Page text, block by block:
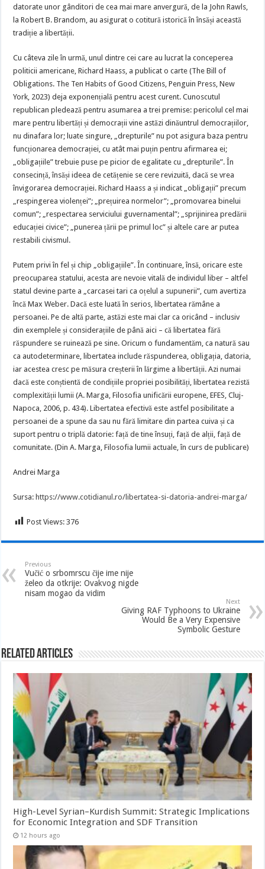
datorate unor gânditori de cea mai mare anvergură, de la John Rawls,
la Robert B. Brandom, au asigurat o cotitură istorică în însăși această
tradiție a libertății.
Cu câteva zile în urmă, unul dintre cei care au lucrat la conceperea
politicii americane, Richard Haass, a publicat o carte (The Bill of
Obligations. The Ten Habits of Good Citizens, Penguin Press, New
York, 2023) deja exponențială pentru acest curent. Cunoscutul
republican pledează pentru asumarea a trei premise: pericolul cel mai
mare pentru libertăți și democrații vine astăzi dinăuntrul democrațiilor,
nu dinafara lor; luate singure, „drepturile” nu pot asigura baza pentru
funcționarea democrației, cu atât mai puțin pentru afirmarea ei;
„obligațiile” trebuie puse pe picior de egalitate cu „drepturile”. În
consecință, însăși ideea de cetățenie se cere revizuită, dacă se vrea
învigorarea democrației. Richard Haass a și indicat „obligații” precum
„respingerea violenței”; „prețuirea normelor”; „promovarea binelui
comun”; „respectarea serviciului guvernamental”; „sprijinirea predării
educației civice”; „punerea țării pe primul loc” și altele care ar putea
restabili civismul.
Putem privi în fel și chip „obligațiile”. În continuare, însă, oricare este
preocuparea statului, acesta are nevoie vitală de individul liber – altfel
statul devine parte a „carcasei tari ca oțelul a supunerii”, cum avertiza
încă Max Weber. Dacă este luată în serios, libertatea rămâne a
persoanei. Pe de altă parte, astăzi este mai clar ca oricând – inclusiv
din exemplele și considerațiile de până aici – că libertatea fără
răspundere se ruinează pe sine. Oricum o fundamentăm, ca natură sau
ca autodeterminare, libertatea include răspunderea, obligația, datoria,
iar acestea cresc pe măsura creșterii în lărgime a libertății. Azi numai
dacă este conștientă de condițiile propriei posibilități, libertatea rezistă
complexității lumii (A. Marga, Filosofia unificării europene, EFES, Cluj-
Napoca, 2006, p. 434). Libertatea efectivă este astfel posibilitate a
persoanei de a spune da sau nu fără limitare din partea cuiva și ca
suport pentru o triplă datorie: față de tine însuți, față de alții, față de
comunitate. (Din A. Marga, Filosofia lumii actuale, în curs de publicare)
Andrei Marga
Sursa: https://www.cotidianul.ro/libertatea-si-datoria-andrei-marga/
Post Views: 376
Previous
Vučić o srbomrscu čije ime nije
želeo da otkrije: Ovakvog nigde
nisam mogao da vidim
Next
Giving RAF Typhoons to Ukraine
Would Be a Very Expensive
Symbolic Gesture
Related Articles
High-Level Syrian–Kurdish Summit: Strategic Implications
for Economic Integration and SDF Transition
12 hours ago